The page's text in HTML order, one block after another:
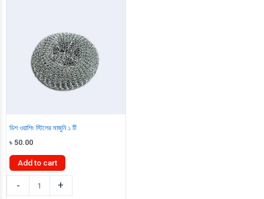
ডিশ ওয়াশিং স্টিলের মাজুনি ১ টি
৳ 50.00
Add to cart
-
ওয়াশিং
+